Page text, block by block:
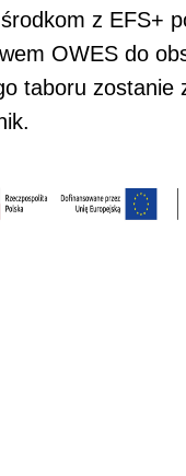
z EFS+
OWES do
taboru zostanie